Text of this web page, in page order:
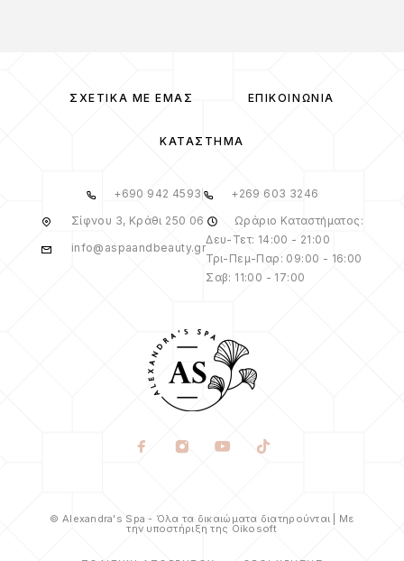
ΣΧΕΤΙΚΆ ΜΕ ΕΜΆΣ ΕΠΙΚΟΙΝΩΝΊΑ
ΚΑΤΆΣΤΗΜΑ
+690 942 4593
+269 603 3246
Σίφνου 3, Κράθι 250 06
info@aspaandbeauty.gr
Ωράριο Καταστήματος:
Δευ-Τετ: 14:00 - 21:00
Τρι-Πεμ-Παρ: 09:00 - 16:00
Σαβ: 11:00 - 17:00
© Alexandra's Spa - Όλα τα δικαιώματα διατηρούνται | Με
την υποστήριξη της Oikosoft